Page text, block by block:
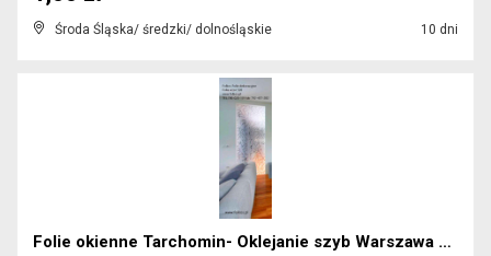
Środa Śląska/ średzki/ dolnośląskie 10 dni
Folie okienne Tarchomin- Oklejanie szyb Warszawa F...